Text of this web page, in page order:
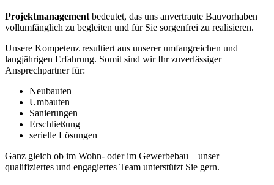
Projektmanagement bedeutet, das uns anvertraute Bauvorhaben
vollumfänglich zu begleiten und für Sie sorgenfrei zu realisieren.
Unsere Kompetenz resultiert aus unserer umfangreichen und
langjährigen Erfahrung. Somit sind wir Ihr zuverlässiger
Ansprechpartner für:
Neubauten
Umbauten
Sanierungen
Erschließung
serielle Lösungen
Ganz gleich ob im Wohn- oder im Gewerbebau – unser
qualifiziertes und engagiertes Team unterstützt Sie gern.